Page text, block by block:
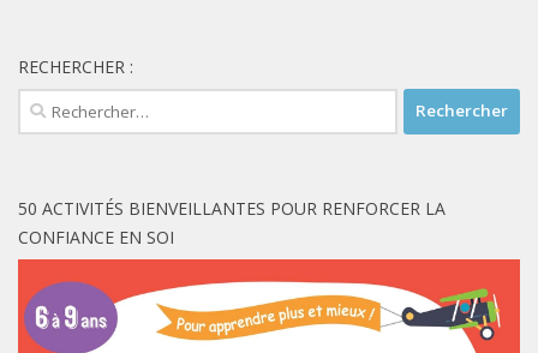
RECHERCHER :
Rechercher :
50 ACTIVITÉS BIENVEILLANTES POUR RENFORCER LA
CONFIANCE EN SOI